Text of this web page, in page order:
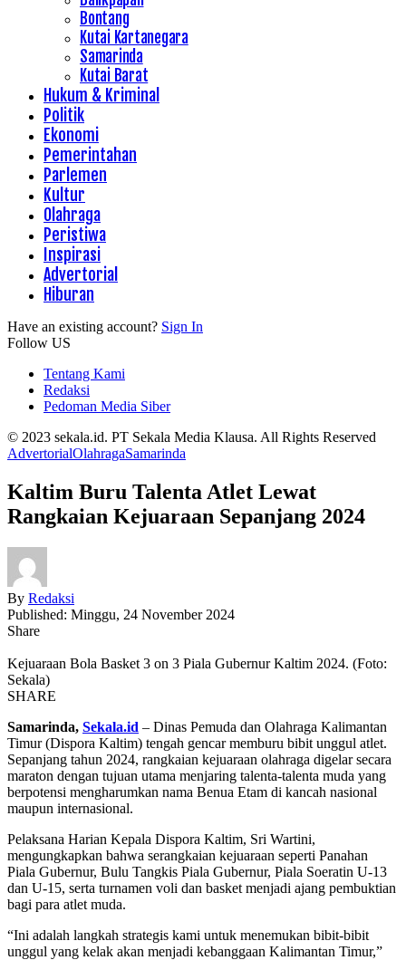
Bontang
Kutai Kartanegara
Samarinda
Kutai Barat
Hukum & Kriminal
Politik
Ekonomi
Pemerintahan
Parlemen
Kultur
Olahraga
Peristiwa
Inspirasi
Advertorial
Hiburan
Have an existing account? Sign In
Follow US
Tentang Kami
Redaksi
Pedoman Media Siber
© 2023 sekala.id. PT Sekala Media Klausa. All Rights Reserved
AdvertorialOlahragaSamarinda
Kaltim Buru Talenta Atlet Lewat
Rangkaian Kejuaraan Sepanjang 2024
By Redaksi
Published: Minggu, 24 November 2024
Share
Kejuaraan Bola Basket 3 on 3 Piala Gubernur Kaltim 2024. (Foto:
Sekala)
SHARE
Samarinda, Sekala.id – Dinas Pemuda dan Olahraga Kalimantan
Timur (Dispora Kaltim) tengah gencar memburu bibit unggul atlet.
Sepanjang tahun 2024, rangkaian kejuaraan olahraga digelar secara
maraton dengan tujuan utama menjaring talenta-talenta muda yang
berpotensi mengharumkan nama Benua Etam di kancah nasional
maupun internasional.
Pelaksana Harian Kepala Dispora Kaltim, Sri Wartini,
mengungkapkan bahwa serangkaian kejuaraan seperti Panahan
Piala Gubernur, Bulu Tangkis Piala Gubernur, Piala Soeratin U-13
dan U-15, serta turnamen voli dan basket menjadi ajang pembuktian
bagi para atlet muda.
“Ini adalah langkah strategis kami untuk menemukan bibit-bibit
unggul yang kelak akan menjadi kebanggaan Kalimantan Timur,”